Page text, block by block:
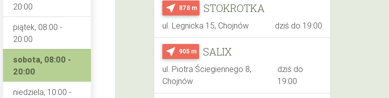
near_me 878 m STOKROTKA
ul. Legnicka 15, Chojnów dziś do 19:00
near_me 905 m SALIX
ul. Piotra Ściegiennego 8,
Chojnów
dziś do
19:00
20:00
piątek, 08:00 -
20:00
sobota, 08:00 -
20:00
niedziela, 10:00 -